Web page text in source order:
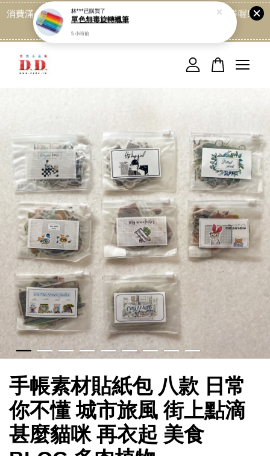
消費滿499免運喔, 記得加LINE:@dede168 領取專屬折扣券喔!
手帳素材貼紙包 八款 日常
你不懂 城市旅風 街上點滴
甚麼貓咪 再衣起 美食
您的購物車目前還是空的。